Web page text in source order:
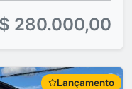
280.000,00
Lançamento